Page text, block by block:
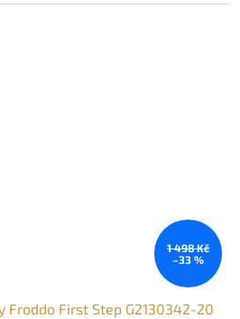
1 498 Kč
–33 %
Froddo First Step G2130342-20